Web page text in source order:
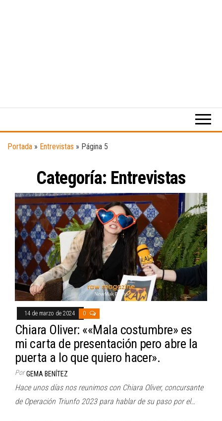
digital
música.
Portada » Entrevistas » Página 5
Categoría: Entrevistas
14 de marzo de 2024 0
Chiara Oliver: ««Mala costumbre» es
mi carta de presentación pero abre la
puerta a lo que quiero hacer».
Por GEMA BENÍTEZ
Hace unos días nos reunimos con Chiara Oliver, concursante
de Operación Triunfo 2023 para hablar de su paso por el…